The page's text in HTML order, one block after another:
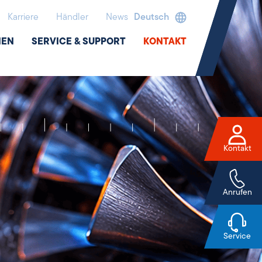
Karriere Händler News Deutsch
SERVICE & SUPPORT KONTAKT
Kontakt
Anrufen
Service